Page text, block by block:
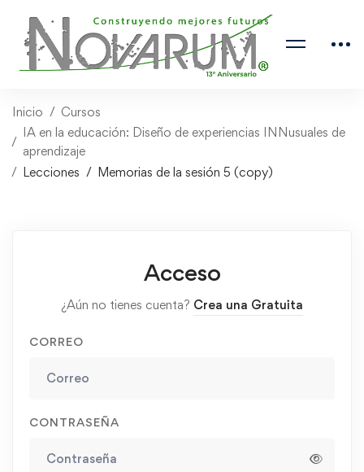
Inicio
Cursos
IA en la educación: Diseño de experiencias INNusuales de
aprendizaje
Lecciones
Memorias de la sesión 5 (copy)
Acceso
¿Aún no tienes cuenta? Crea una Gratuita
CORREO
CONTRASEÑA